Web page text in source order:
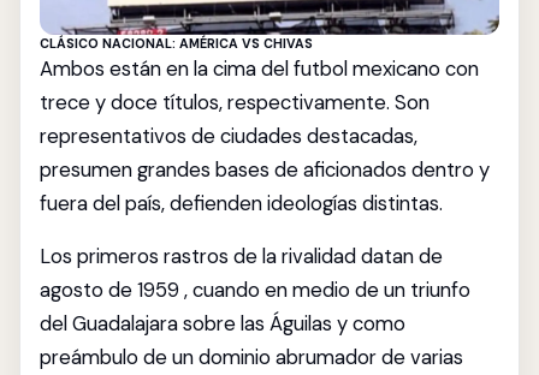
CLÁSICO NACIONAL: AMÉRICA VS CHIVAS
Ambos están en la cima del futbol mexicano con
trece y doce títulos, respectivamente. Son
representativos de ciudades destacadas,
presumen grandes bases de aficionados dentro y
fuera del país, defienden ideologías distintas.
Los primeros rastros de la rivalidad datan de
agosto de 1959 , cuando en medio de un triunfo
del Guadalajara sobre las Águilas y como
preámbulo de un dominio abrumador de varias